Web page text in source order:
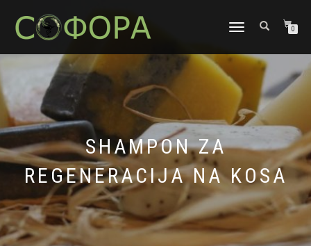
TOGGLE
0
SHAMPON ZA
REGENERACIJA NA KOSA